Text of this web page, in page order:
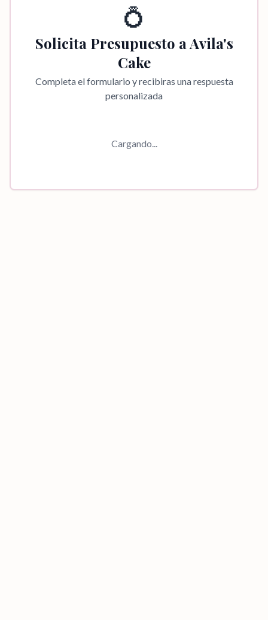
💍
Solicita Presupuesto aAvila's
Cake
Completa el formulario y recibiras una respuesta
personalizada
Cargando...